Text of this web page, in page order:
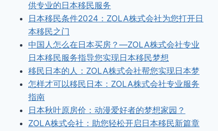
供专业的日本移民服务
日本移民条件2024：ZOLA株式会社为您打开日
本移民之门
中国人怎么在日本买房？—ZOLA株式会社专业
日本移民服务指导您实现日本移民梦想
移民日本的人：ZOLA株式会社帮您实现日本梦
怎样才可以移民日本：ZOLA株式会社专业服务
指南
日本秋叶原房价：动漫爱好者的梦想家园？
ZOLA株式会社：助您轻松开启日本移民新篇章